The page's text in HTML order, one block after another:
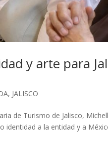
y arte para
, JALISCO
de Turismo de Jalisco,
identidad a la entidad y a